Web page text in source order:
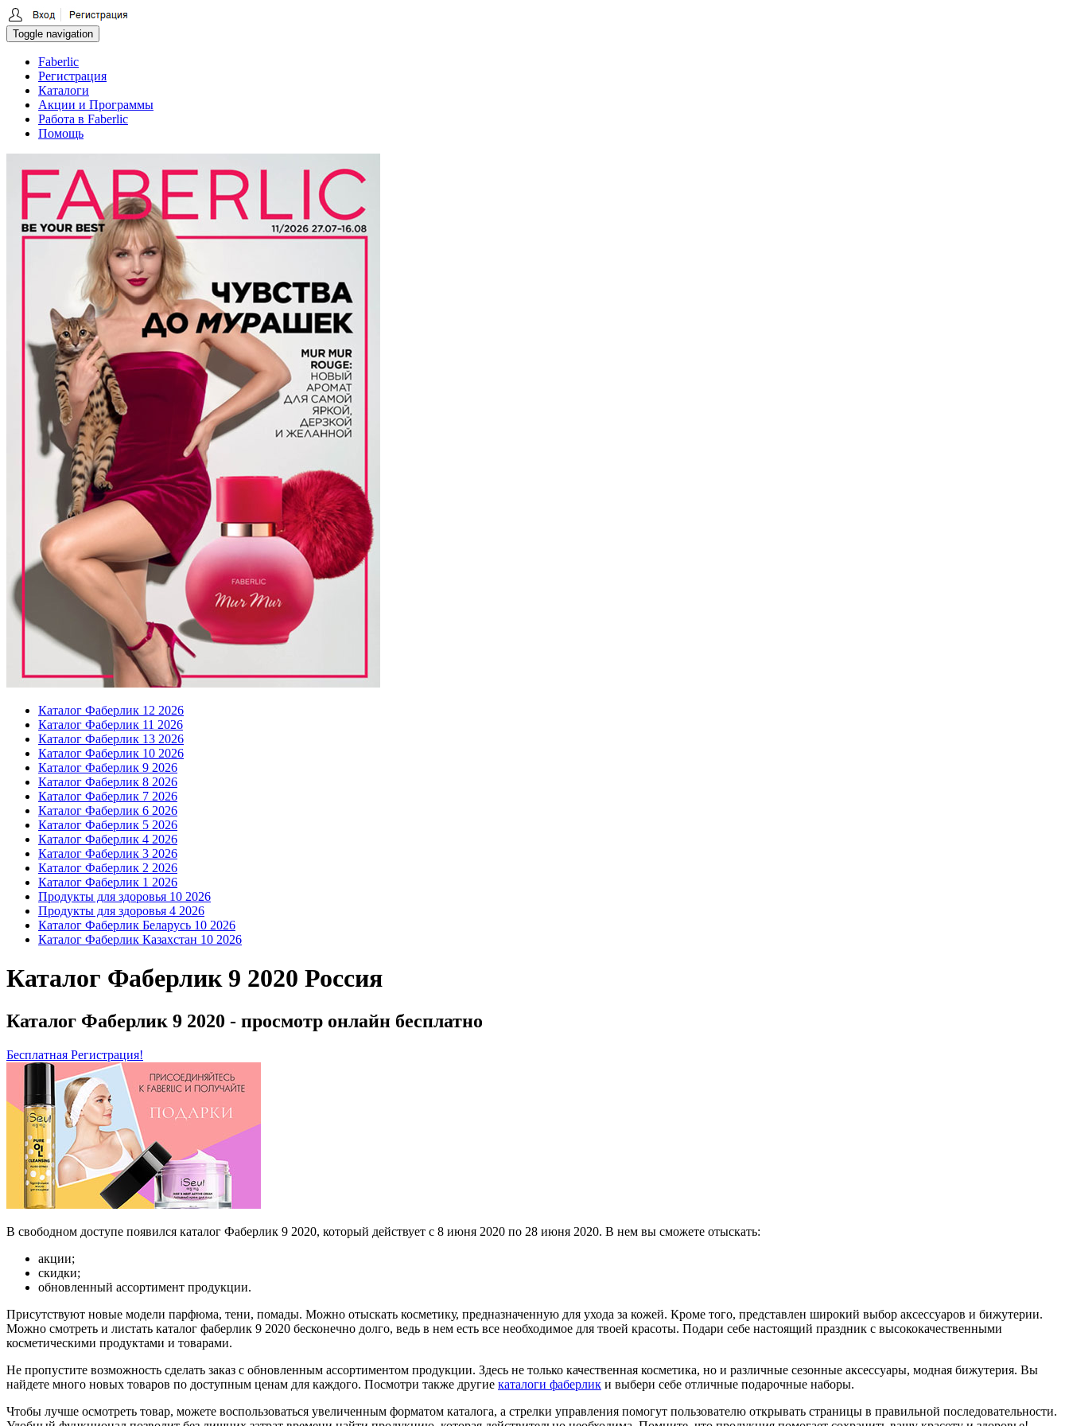
Toggle navigation
Faberlic
Регистрация
Каталоги
Акции и Программы
Работа в Faberlic
Помощь
Каталог Фаберлик 12 2026
Каталог Фаберлик 11 2026
Каталог Фаберлик 13 2026
Каталог Фаберлик 10 2026
Каталог Фаберлик 9 2026
Каталог Фаберлик 8 2026
Каталог Фаберлик 7 2026
Каталог Фаберлик 6 2026
Каталог Фаберлик 5 2026
Каталог Фаберлик 4 2026
Каталог Фаберлик 3 2026
Каталог Фаберлик 2 2026
Каталог Фаберлик 1 2026
Продукты для здоровья 10 2026
Продукты для здоровья 4 2026
Каталог Фаберлик Беларусь 10 2026
Каталог Фаберлик Казахстан 10 2026
Каталог Фаберлик 9 2020 Россия
Каталог Фаберлик 9 2020 - просмотр онлайн бесплатно
Бесплатная Регистрация!
В свободном доступе появился каталог Фаберлик 9 2020, который действует с 8 июня 2020 по 28 июня 2020. В нем вы сможете отыскать:
акции;
скидки;
обновленный ассортимент продукции.
Присутствуют новые модели парфюма, тени, помады. Можно отыскать косметику, предназначенную для ухода за кожей. Кроме того, представлен широкий выбор аксессуаров и бижутерии.
Можно смотреть и листать каталог фаберлик 9 2020 бесконечно долго, ведь в нем есть все необходимое для твоей красоты. Подари себе настоящий праздник с высококачественными
косметическими продуктами и товарами.
Не пропустите возможность сделать заказ с обновленным ассортиментом продукции. Здесь не только качественная косметика, но и различные сезонные аксессуары, модная бижутерия. Вы
найдете много новых товаров по доступным ценам для каждого. Посмотри также другие каталоги фаберлик и выбери себе отличные подарочные наборы.
Чтобы лучше осмотреть товар, можете воспользоваться увеличенным форматом каталога, а стрелки управления помогут пользователю открывать страницы в правильной последовательности.